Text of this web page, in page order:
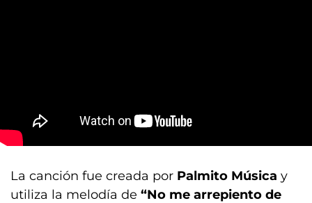
La canción fue creada por Palmito Música y
utiliza la melodía de “No me arrepiento de